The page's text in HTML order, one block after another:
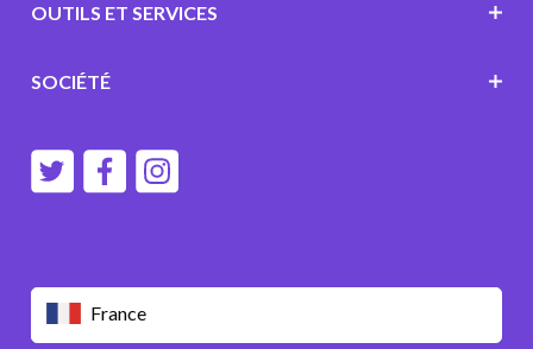
France
OUTILS ET SERVICES
SOCIÉTÉ